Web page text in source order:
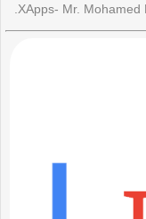
XApps- Mr. Mohamed